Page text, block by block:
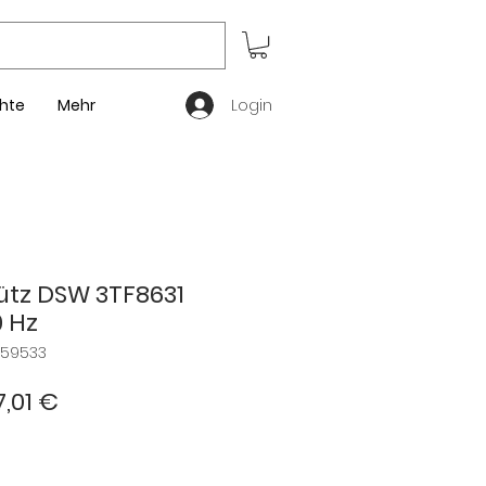
Login
Mehr
DSW 3TF8631
Hz
€